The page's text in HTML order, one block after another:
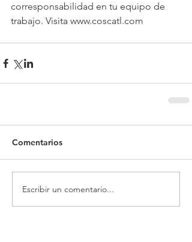
corresponsabilidad en tu equipo de
trabajo. Visita www.coscatl.com
Comentarios
Escribir un comentario...